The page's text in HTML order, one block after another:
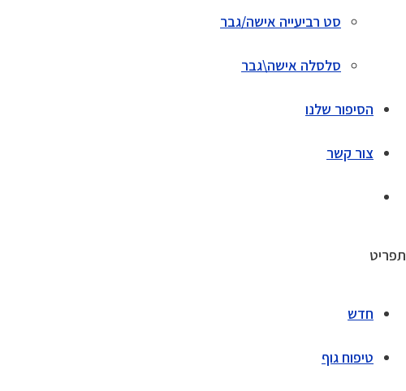
סט רביעייה אישה/גבר
סלסלה אישה\גבר
הסיפור שלנו
צור קשר
תפריט
חדש
טיפוח גוף